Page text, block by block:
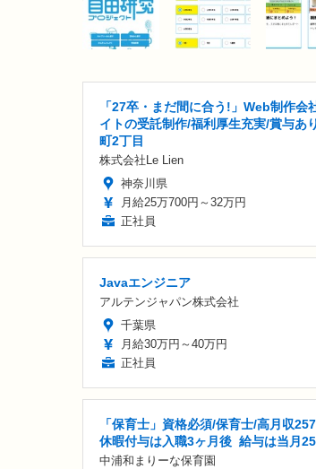
「27卒・まだ間に合う!」Web制作会
イトの受託制作/福利厚生充実/賞与あ
町2丁目
株式会社Le Lien
神奈川県
月給25万700円～32万円
正社員
Javaエンジニア
アルテンジャパン株式会社
千葉県
月給30万円～40万円
正社員
「保育士」資格必須/保育士/️高月収
休暇付与は入職3ヶ月後 ️ 給与は当月
中浦和まりーな保育園